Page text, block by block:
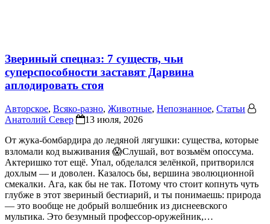
Звериный спецназ: 7 существ, чьи
суперспособности заставят Дарвина
аплодировать стоя
Авторское, Всяко-разно, Животные, Непознанное, Статьи
Анатолий Север
13 июля, 2026
От жука-бомбардира до ледяной лягушки: существа, которые
взломали код выживания 😱Слушай, вот возьмём опоссума.
Актеришко тот ещё. Упал, обделался зелёнкой, притворился
дохлым — и доволен. Казалось бы, вершина эволюционной
смекалки. Ага, как бы не так. Потому что стоит копнуть чуть
глубже в этот звериный бестиарий, и ты понимаешь: природа
— это вообще не добрый волшебник из диснеевского
мультика. Это безумный профессор-оружейник,…